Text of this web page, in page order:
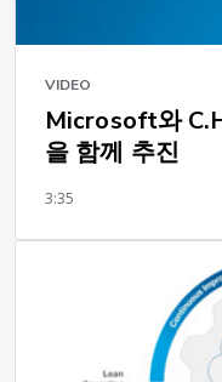
VIDEO
Microsoft와
을 함께 추진
3:35